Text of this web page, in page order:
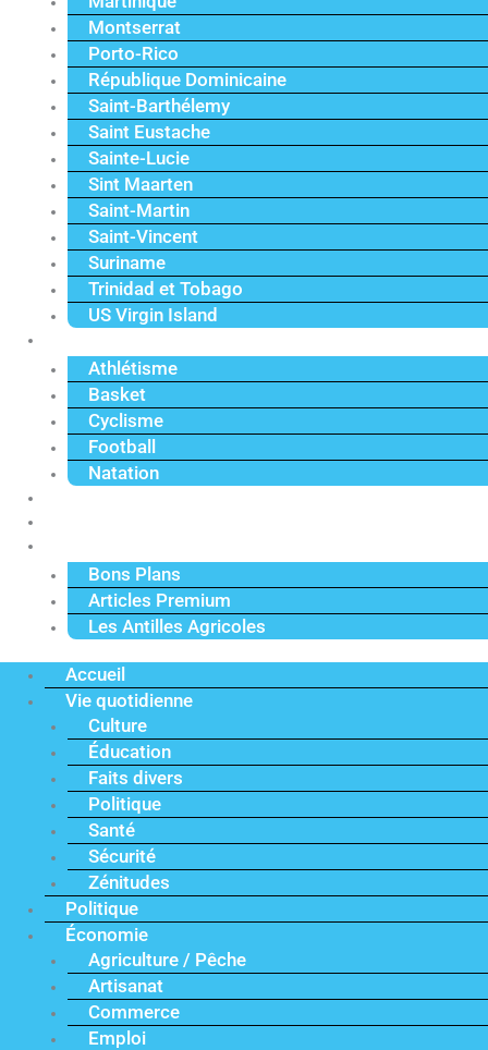
Montserrat
Porto-Rico
République Dominicaine
Saint-Barthélemy
Saint Eustache
Sainte-Lucie
Sint Maarten
Saint-Martin
Saint-Vincent
Suriname
Trinidad et Tobago
US Virgin Island
Athlétisme
Basket
Cyclisme
Football
Natation
Bons Plans
Articles Premium
Les Antilles Agricoles
Accueil
Vie quotidienne
Culture
Éducation
Faits divers
Politique
Santé
Sécurité
Zénitudes
Politique
Économie
Agriculture / Pêche
Artisanat
Commerce
Emploi